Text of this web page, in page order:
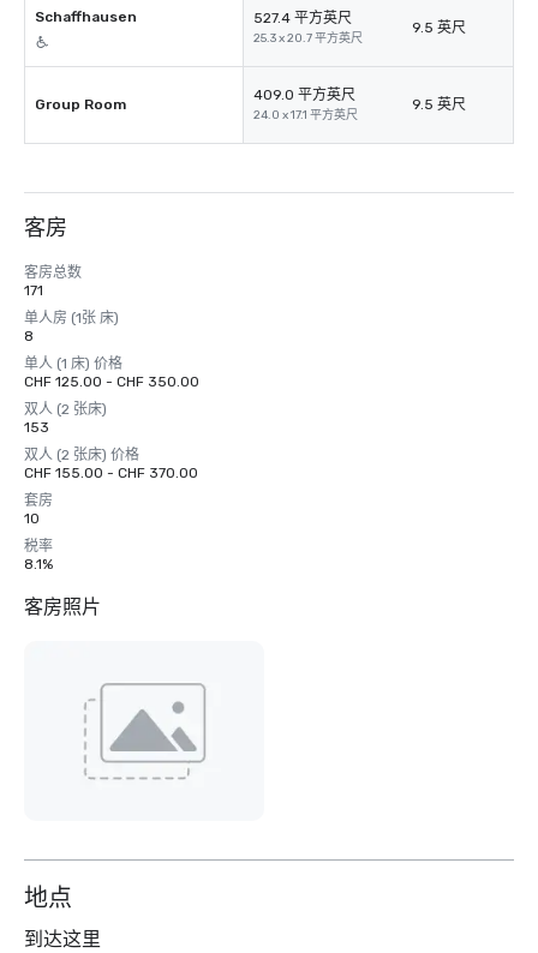
Schaffhausen 527.4 平方英尺
25.3 x 20.7 平方英尺
9.5 英尺
Group Room
409.0 平方英尺
24.0 x 17.1 平方英尺
9.5 英尺
客房
客房总数
171
单人房 (1张 床)
8
单人 (1 床) 价格
CHF 125.00 - CHF 350.00
双人 (2 张床)
153
双人 (2 张床) 价格
CHF 155.00 - CHF 370.00
套房
10
税率
8.1%
客房照片
地点
到达这里